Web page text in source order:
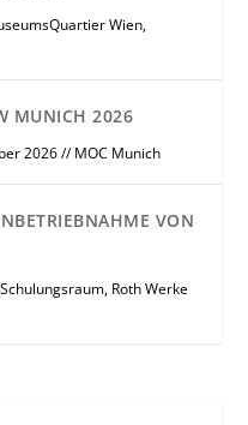
Wien,
MUNICH 2026
2026 // MOC Munich
VON
Roth Werke